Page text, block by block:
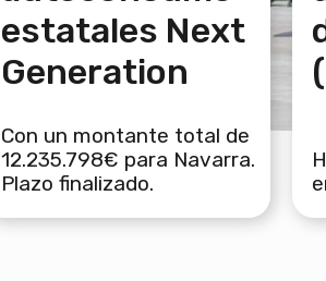
estatales Next
Generation
Con un montante total de
12.235.798€ para Navarra.
Plazo finalizado.